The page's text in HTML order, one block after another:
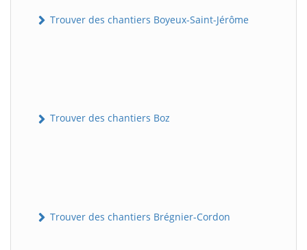
Trouver des chantiers Boyeux-Saint-Jérôme
Trouver des chantiers Boz
Trouver des chantiers Brégnier-Cordon